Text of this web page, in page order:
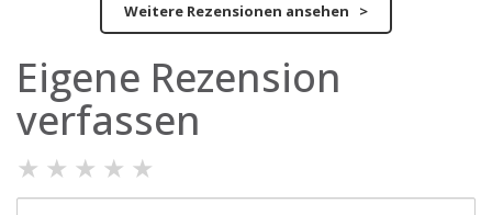
Weitere Rezensionen ansehen >
Eigene Rezension
verfassen
★ ★ ★ ★ ★